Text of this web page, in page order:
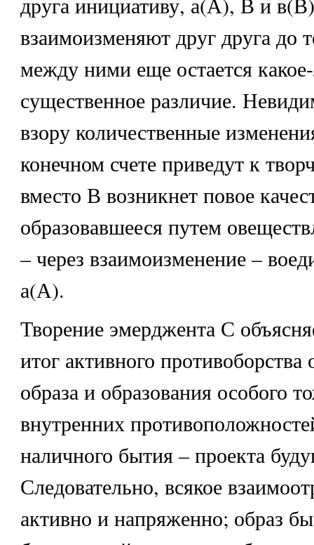
взаимоизменяют друг друга до
между ними еще остается
существенное различие.
взору количественные
конечном счете приведут к
вместо В возникнет повое
образовавшееся путем
– через взаимоизменение –
а(А).
Творение эмерджента С
итог активного
образа и образования особого
внутренних
наличного бытия – проекта
Следовательно, всякое
активно и напряженно; образ